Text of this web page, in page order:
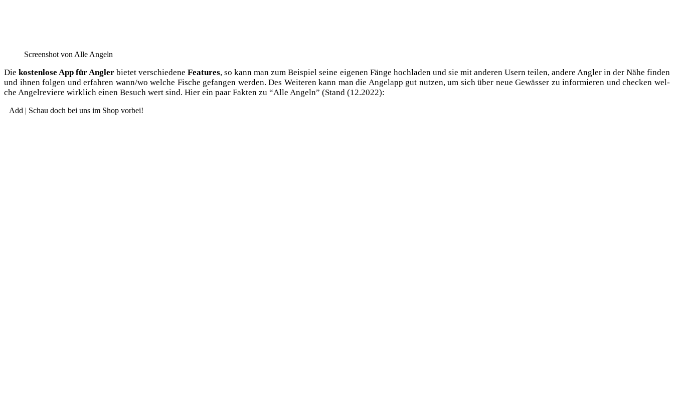
Screen­shot von Alle Angeln
Diekos­ten­lo­se App für Ang­ler bie­tet ver­schie­de­neFea­tures, so kann man zum Bei­spiel sei­ne eige­nen Fän­ge hoch­la­den und sie mit ande­ren Usern tei­len, ande­re Ang­ler in der Nähe fin­den
und ihnen fol­gen und erfah­ren wann/wo wel­che Fische gefan­gen wer­den. Des Wei­te­ren kann man die Angel­app gut nut­zen, um sich über neue Gewäs­ser zu infor­mie­ren und che­cken wel­
che Angel­re­vie­re wirk­lich einen Besuch wert sind. Hier ein paar Fak­ten zu “Alle Angeln” (Stand (12.2022):
Add | Schau doch bei uns im Shop vorbei!